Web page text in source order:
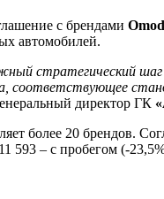
с брендами
автомобилей.
стратегический шаг
директор ГК
более 20 брендов.
593 – с пробегом (-